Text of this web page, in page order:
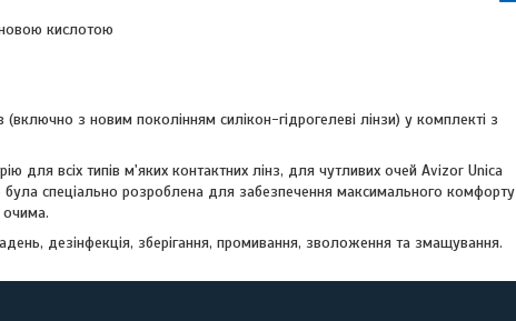
кислотою
з новим поколінням силікон-гідрогелеві лінзи) у комплекті з
для всіх типів м'яких контактних лінз, для чутливих очей Avizor Unica
спеціально розроблена для забезпечення максимального комфорту
очима.
дезінфекція, зберігання, промивання, зволоження та змащування.